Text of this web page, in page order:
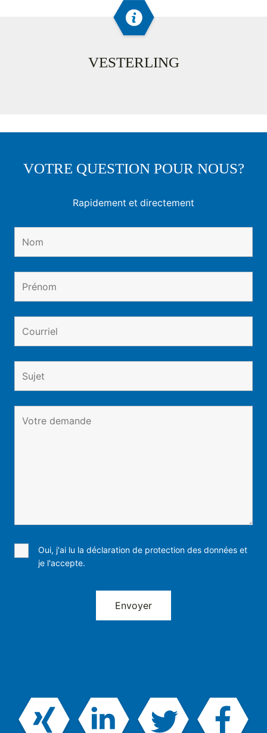
VESTERLING
VOTRE QUESTION POUR NOUS?
Rapidement et directement
Oui, j'ai lu la déclaration de protection des données et
je l'accepte.